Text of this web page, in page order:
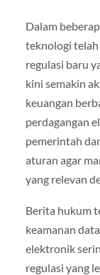
Dalam
teknologi
regulasi baru
kini semakin
keuangan
perdagangan
pemerintah
aturan agar
yang relevan
Berita hukum
keamanan
elektronik
regulasi yang